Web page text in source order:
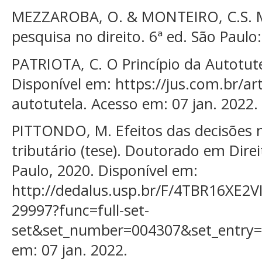
MEZZAROBA, O. & MONTEIRO,
pesquisa no direito. 6ª ed. São
PATRIOTA, C. O Princípio da
Disponível em: https://jus.com.br/
autotutela. Acesso em: 07 jan. 2022.
PITTONDO, M. Efeitos das
tributário (tese). Doutorado em
Paulo, 2020. Disponível em:
http://dedalus.usp.br/F/
29997?func=full-set-
em: 07 jan. 2022.